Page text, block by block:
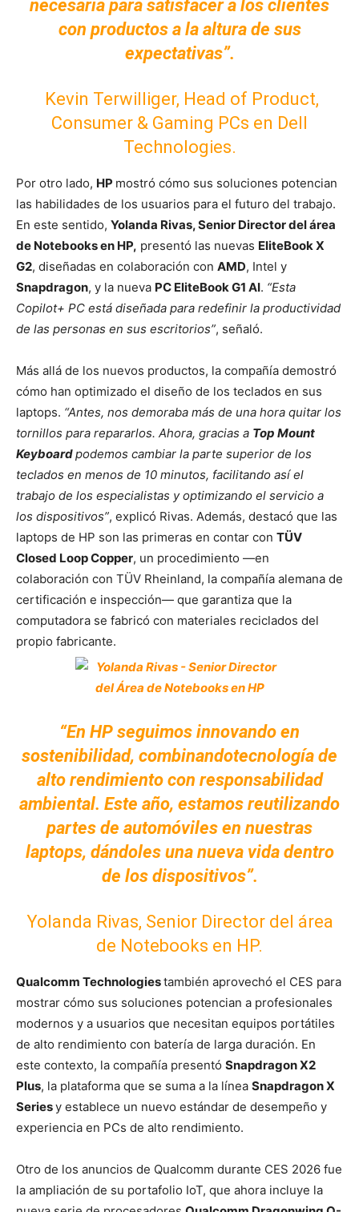
necesaria para satisfacer a los clientes
con productos a la altura de sus
expectativas”.
Kevin Terwilliger, Head of Product,
Consumer & Gaming PCs en Dell
Technologies.
Por otro lado, HP mostró cómo sus soluciones potencian
las habilidades de los usuarios para el futuro del trabajo.
En este sentido, Yolanda Rivas, Senior Director del área
de Notebooks en HP, presentó las nuevas EliteBook X
G2, diseñadas en colaboración con AMD, Intel y
Snapdragon, y la nueva PC EliteBook G1 AI. “Esta
Copilot+ PC está diseñada para redefinir la productividad
de las personas en sus escritorios”, señaló.
Más allá de los nuevos productos, la compañía demostró
cómo han optimizado el diseño de los teclados en sus
laptops. “Antes, nos demoraba más de una hora quitar los
tornillos para repararlos. Ahora, gracias a Top Mount
Keyboardpodemos cambiar la parte superior de los
teclados en menos de 10 minutos, facilitando así el
trabajo de los especialistas y optimizando el servicio a
los dispositivos”, explicó Rivas. Además, destacó que las
laptops de HP son las primeras en contar con TÜV
Closed Loop Copper, un procedimiento —en
colaboración con TÜV Rheinland, la compañía alemana de
certificación e inspección— que garantiza que la
computadora se fabricó con materiales reciclados del
propio fabricante.
“En HP seguimos innovando en
sostenibilidad, combinandotecnología de
alto rendimiento con responsabilidad
ambiental. Este año, estamos reutilizando
partes de automóviles en nuestras
laptops, dándoles una nueva vida dentro
de los dispositivos”.
Yolanda Rivas, Senior Director del área
de Notebooks en HP.
Qualcomm Technologiestambién aprovechó el CES para
mostrar cómo sus soluciones potencian a profesionales
modernos y a usuarios que necesitan equipos portátiles
de alto rendimiento con batería de larga duración. En
este contexto, la compañía presentó Snapdragon X2
Plus, la plataforma que se suma a la línea Snapdragon X
Seriesy establece un nuevo estándar de desempeño y
experiencia en PCs de alto rendimiento.
Otro de los anuncios de Qualcomm durante CES 2026 fue
la ampliación de su portafolio IoT, que ahora incluye la